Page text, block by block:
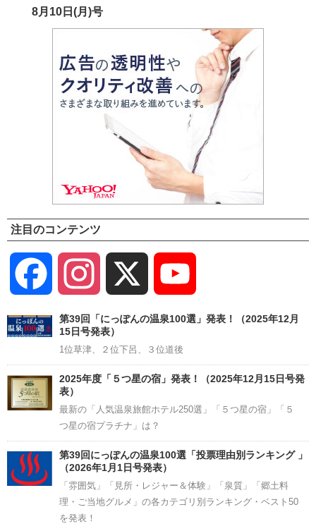
8月10日(月)号
注目のコンテンツ
Facebook Instagram
Channel
第39回「にっぽんの温泉100選」発表！（2025年12月
15日号発表）
1位草津、２位下呂、３位道後
2025年度「５つ星の宿」発表！（2025年12月15日号発
表）
最新の「人気温泉旅館ホテル250選」「５つ星の宿」「５
つ星の宿プラチナ」は？
第39回にっぽんの温泉100選「投票理由別ランキング 」
（2026年1月1日号発表）
「雰囲気」「見所・レジャー＆体験」「泉質」「郷土料
理・ご当地グルメ」の各カテゴリ別ランキング・ベスト50
を発表！